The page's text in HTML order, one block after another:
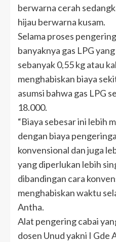
berwarna cerah
hijau berwarna kusam.
Selama proses
banyaknya gas LPG
sebanyak 0,55 kg atau
menghabiskan biaya
asumsi bahwa gas LPG
18.000.
“Biaya sebesar ini lebih
dengan biaya
konvensional dan juga
yang diperlukan lebih
dibandingan cara
menghabiskan waktu
Antha.
Alat pengering cabai
dosen Unud yakni I Gde